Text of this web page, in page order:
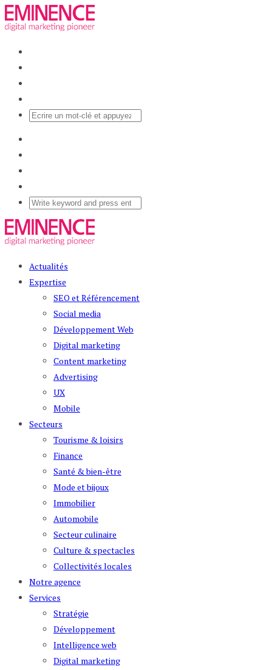
Actualités
Expertise
SEO et Référencement
Social media
Développement Web
Digital marketing
Content marketing
Advertising
UX
Mobile
Secteurs
Tourisme & loisirs
Finance
Santé & bien-être
Mode et bijoux
Immobilier
Automobile
Secteur culinaire
Culture & spectacles
Collectivités locales
Notre agence
Services
Stratégie
Développement
Intelligence web
Digital marketing